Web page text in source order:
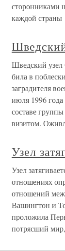
сторонниками
каждой страны
Шведский узел
била в
заградителя
июля 1996
составе
визитом.
Узел
Узел
отношениях
отношений
Вашингтон и
проложила
потрясший мир,